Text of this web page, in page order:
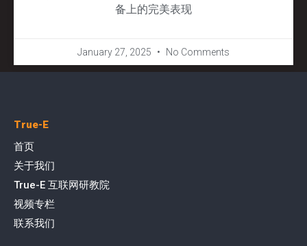
备上的完美表现
January 27, 2025 No Comments
True-E
首页
关于我们
True-E 互联网研教院
视频专栏
联系我们